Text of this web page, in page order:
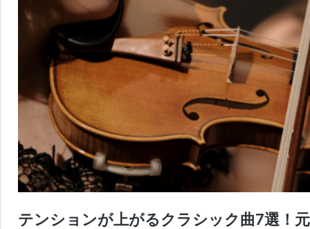
テンションが上がるクラシック曲7選！